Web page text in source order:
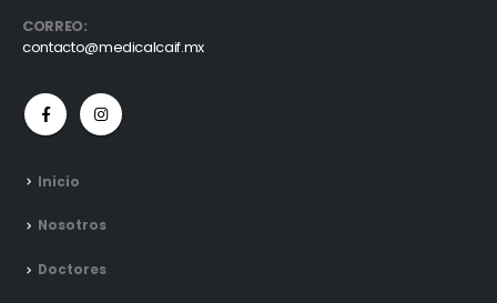
CORREO:
contacto@medicalcaif.mx
Inicio
Nosotros
Doctores